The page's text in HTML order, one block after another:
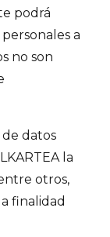
podrá
a
no son
datos
la
otros,
finalidad